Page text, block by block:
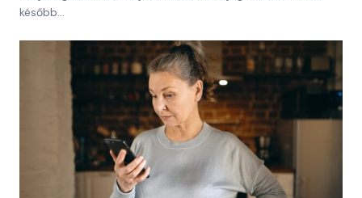
később…